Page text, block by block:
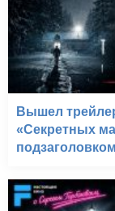
Вышел
«Секретных